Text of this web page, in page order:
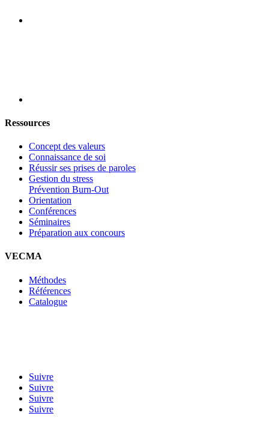
Ressources
Concept des valeurs
Connaissance de soi
Réussir ses prises de paroles
Gestion du stress
Prévention Burn-Out
Orientation
Conférences
Séminaires
Préparation aux concours
VECMA
Méthodes
Références
Catalogue
Suivre
Suivre
Suivre
Suivre